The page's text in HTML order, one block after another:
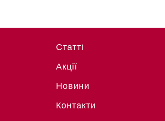
Статті
Акції
Новини
Контакти